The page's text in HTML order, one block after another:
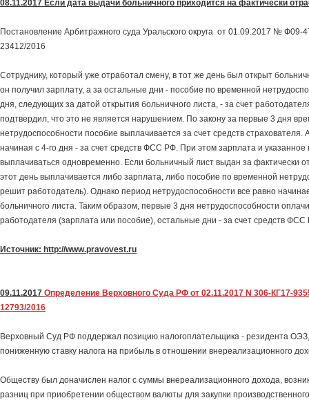
08.11.2017 Если дата выдачи больничного приходится на фактически
Постановление Арбитражного суда Уральского округа от 01.09.2017 № Ф09-
23412/2016
Сотруднику, который уже отработал смену, в тот же день был открыт
он получил зарплату, а за остальные дни - пособие по временной
дня, следующих за датой открытия больничного листа, - за счет
подтвердил, что это не является нарушением. По закону за первые 3 дня
нетрудоспособности пособие выплачивается за счет средств страхователя.
начиная с 4-го дня - за счет средств ФСС РФ. При этом зарплата и указанное
выплачиваться одновременно. Если больничный лист выдан за фактически
этот день выплачивается либо зарплата, либо пособие по временной
решит работодатель). Однако период нетрудоспособности все равно
больничного листа. Таким образом, первые 3 дня нетрудоспособности
работодателя (зарплата или пособие), остальные дни - за счет средств ФСС
Источник: http://www.pravovest.ru
09.11.2017 Определение Верховного Суда РФ от 02.11.2017 N 306-КГ17-
12793/2016
Верховный Суд РФ поддержал позицию налогоплательщика - резидента
пониженную ставку налога на прибыль в отношении внереализационного
Обществу был доначислен налог с суммы внереализационного дохода,
разниц при приобретении обществом валюты для закупки